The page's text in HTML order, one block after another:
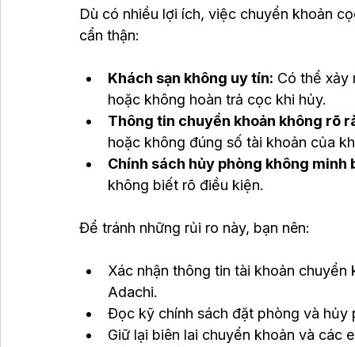
Dù có nhiều lợi ích, việc chuyển khoản
cẩn thận:
Khách sạn không uy tín: Có thể xảy
hoặc không hoàn trả cọc khi hủy.
Thông tin chuyển khoản không rõ
hoặc không đúng số tài khoản của
Chính sách hủy phòng không minh
không biết rõ điều kiện.
Để tránh những rủi ro này, bạn nên:
Xác nhận thông tin tài khoản
Adachi.
Đọc kỹ chính sách đặt phòng và hủy
Giữ lại biên lai chuyển khoản và các